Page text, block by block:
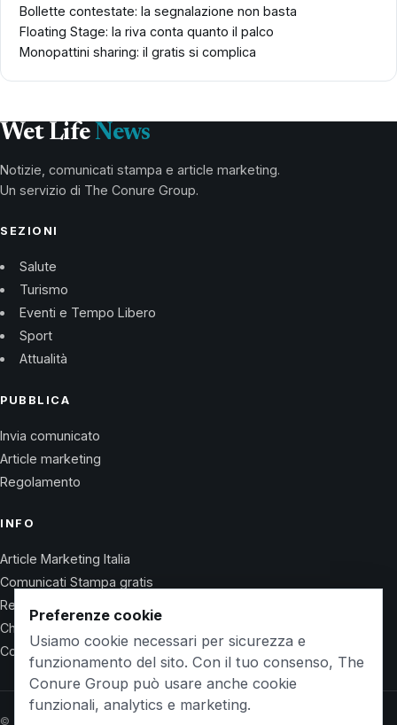
Bollette contestate: la segnalazione non basta
Floating Stage: la riva conta quanto il palco
Monopattini sharing: il gratis si complica
Wet Life News
Notizie, comunicati stampa e article marketing.
Un servizio di The Conure Group.
SEZIONI
Salute
Turismo
Eventi e Tempo Libero
Sport
Attualità
PUBBLICA
Invia comunicato
Article marketing
Regolamento
INFO
Article Marketing Italia
Comunicati Stampa gratis
Regolamento
Chi Siamo
Contatti
© 2026 Wet Life News · The Conure Group
Preferenze cookie
Usiamo cookie necessari per sicurezza e
funzionamento del sito. Con il tuo consenso, The
Conure Group può usare anche cookie
funzionali, analytics e marketing.